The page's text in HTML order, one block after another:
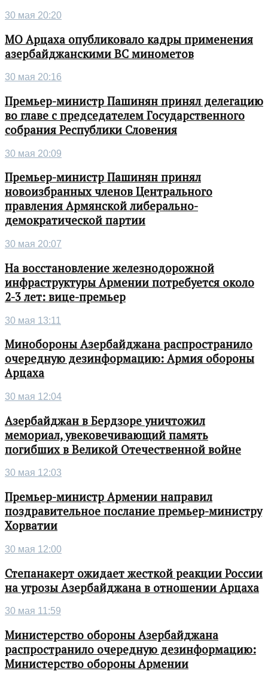
30 мая 20:20
МО Арцаха опубликовало кадры применения
азербайджанскими ВС минометов
30 мая 20:16
Премьер-министр Пашинян принял делегацию
во главе с председателем Государственного
собрания Республики Словения
30 мая 20:09
Премьер-министр Пашинян принял
новоизбранных членов Центрального
правления Армянской либерально-
демократической партии
30 мая 20:07
На восстановление железнодорожной
инфраструктуры Армении потребуется около
2-3 лет: вице-премьер
30 мая 13:11
Минобороны Азербайджана распространило
очередную дезинформацию: Армия обороны
Арцаха
30 мая 12:04
Азербайджан в Бердзоре уничтожил
мемориал, увековечивающий память
погибших в Великой Отечественной войне
30 мая 12:03
Премьер-министр Армении направил
поздравительное послание премьер-министру
Хорватии
30 мая 12:00
Степанакерт ожидает жесткой реакции России
на угрозы Азербайджана в отношении Арцаха
30 мая 11:59
Министерство обороны Азербайджана
распространило очередную дезинформацию:
Министерство обороны Армении